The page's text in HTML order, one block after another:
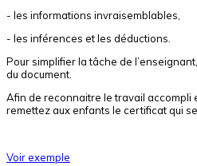
- les informations invraisemblables,
- les inférences et les déductions.
Pour simplifier la tâche de
du document.
Afin de reconnaitre le travail accompli
remettez aux enfants le certificat qui
Voir exemple